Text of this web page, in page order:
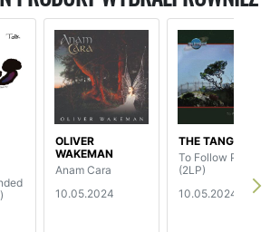
OLIVER
WAKEMAN
Anam Cara
10.05.2024
THE TANGENT
To Follow Polaris
(2LP)
10.05.2024